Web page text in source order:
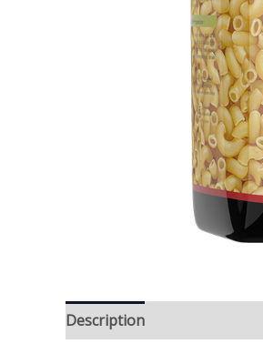
Description